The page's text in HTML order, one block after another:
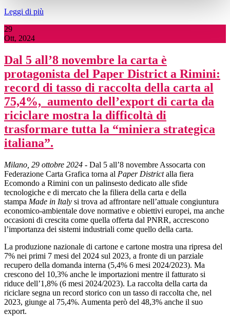
Leggi di più
29
Ott, 2024
Dal 5 all’8 novembre la carta è
protagonista del Paper District a Rimini:
record di tasso di raccolta della carta al
75,4%, aumento dell’export di carta da
riciclare mostra la difficoltà di
trasformare tutta la “miniera strategica
italiana”.
Milano, 29 ottobre 2024 - Dal 5 all’8 novembre Assocarta con
Federazione Carta Grafica torna al Paper Districtalla fiera
Ecomondo a Rimini con un palinsesto dedicato alle sfide
tecnologiche e di mercato che la filiera della carta e della
stampa Made in Italy si trova ad affrontare nell’attuale congiuntura
economico-ambientale dove normative e obiettivi europei, ma anche
occasioni di crescita come quella offerta dal PNRR, accrescono
l’importanza dei sistemi industriali come quello della carta.
La produzione nazionale di cartone e cartone mostra una ripresa del
7% nei primi 7 mesi del 2024 sul 2023, a fronte di un parziale
recupero della domanda interna (5,4% 6 mesi 2024/2023). Ma
crescono del 10,3% anche le importazioni mentre il fatturato si
riduce dell’1,8% (6 mesi 2024/2023). La raccolta della carta da
riciclare segna un record storico con un tasso di raccolta che, nel
2023, giunge al 75,4%. Aumenta però del 48,3% anche il suo
export.